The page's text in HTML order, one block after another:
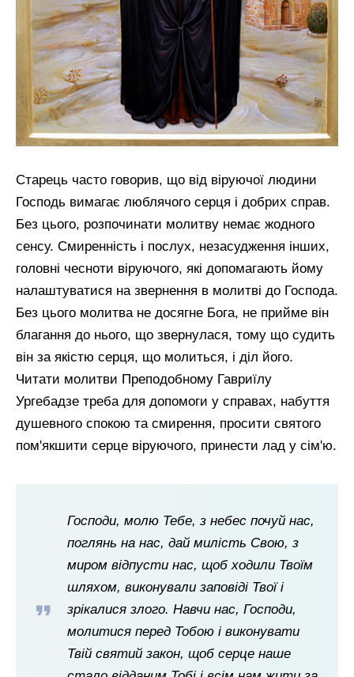
Старець часто говорив, що від віруючої людини
Господь вимагає люблячого серця і добрих справ.
Без цього, розпочинати молитву немає жодного
сенсу. Смиренність і послух, незасудження інших,
головні чесноти віруючого, які допомагають йому
налаштуватися на звернення в молитві до Господа.
Без цього молитва не досягне Бога, не прийме він
благання до нього, що звернулася, тому що судить
він за якістю серця, що молиться, і діл його.
Читати молитви Преподобному Гавриїлу
Ургебадзе треба для допомоги у справах, набуття
душевного спокою та смирення, просити святого
пом'якшити серце віруючого, принести лад у сім'ю.
Господи, молю Тебе, з небес почуй нас,
поглянь на нас, дай милість Свою, з
миром відпусти нас, щоб ходили Твоїм
шляхом, виконували заповіді Твої і
зрікалися злого. Навчи нас, Господи,
молитися перед Тобою і виконувати
Твій святий закон, щоб серце наше